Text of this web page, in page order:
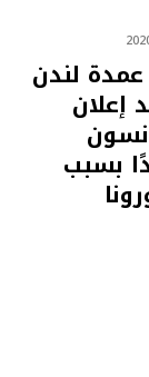
لندن
إعلان
بسبب